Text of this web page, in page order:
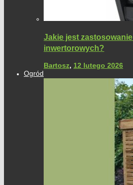
Jakie jest
inwertorowych?
Bartosz, 12 lutego 2026
Ogród